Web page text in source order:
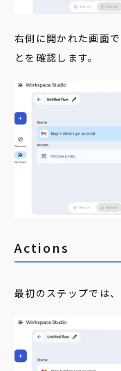
右側に開かれた画面
とを確認します。
Actions
最初のステップでは